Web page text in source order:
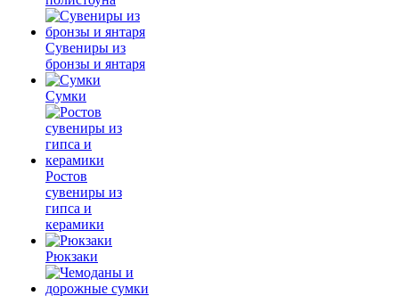
Сувениры из
бронзы и янтаря
Сумки
Ростов
сувениры из
гипса и
керамики
Рюкзаки